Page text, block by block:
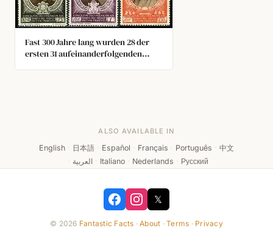
Fast 300 Jahre lang wurden 28 der
ersten 31 aufeinanderfolgenden
ALSO AVAILABLE IN
English · 日本語 · Español · Français · Português · 中文
· العربية · Italiano · Nederlands · Русский
𝕏
© 2026 Fantastic Facts ·About ·Terms · Privacy